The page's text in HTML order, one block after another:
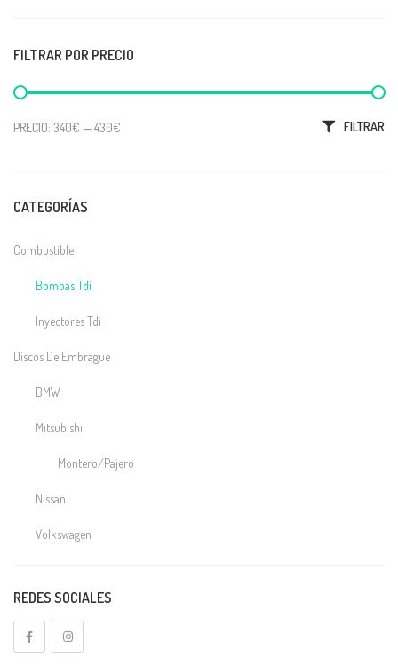
FILTRAR POR PRECIO
Precio mínimo
Precio máximo FILTRAR
PRECIO: 340€ —430€
CATEGORÍAS
Combustible
Bombas Tdi
Inyectores Tdi
Discos De Embrague
BMW
Mitsubishi
Montero/Pajero
Nissan
Volkswagen
TDI
Embragues
REDES SOCIALES